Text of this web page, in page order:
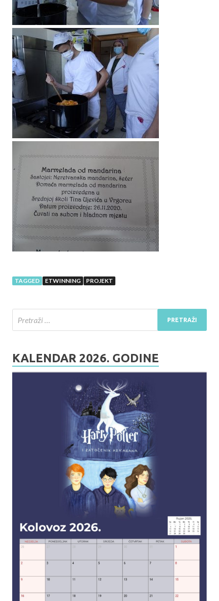
TAGGED ETWINNING PROJEKT
KALENDAR 2026. GODINE